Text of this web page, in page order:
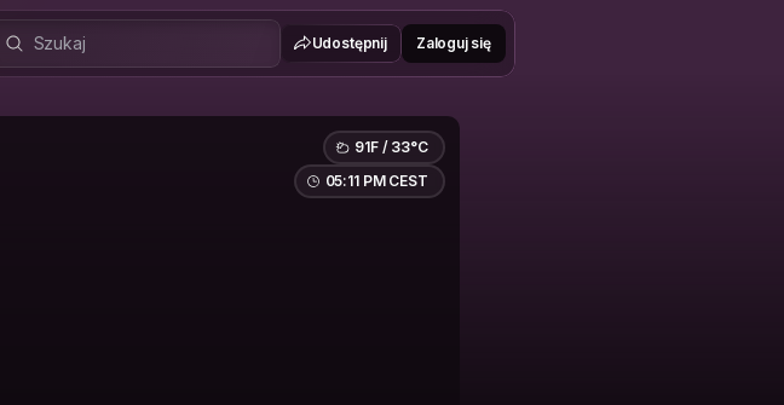
Udostępnij Zaloguj się
91F / 33°C
05:11 PM CEST